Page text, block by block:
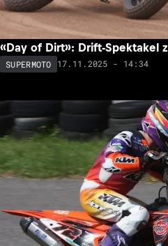
«Day of Dirt»: Drift-Spektakel
SUPERMOTO 17.11.2025 - 14:34